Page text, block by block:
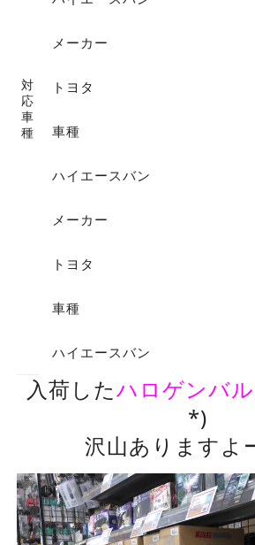
対
応
車
種
メーカー
トヨタ
車種
ハイエースバン
メーカー
トヨタ
車種
ハイエースバン
入荷したハロゲンバ
*)
沢山ありますよ